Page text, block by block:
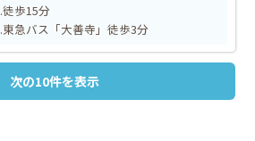
徒歩15分
東急バス「大善寺」徒歩3分
次の10件を表示